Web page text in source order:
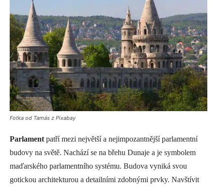
Fotka od Tamás z Pixabay
Parlament patří mezi největší a nejimpozantnější parlamentní
budovy na světě. Nachází se na břehu Dunaje a je symbolem
maďarského parlamentního systému. Budova vyniká svou
gotickou architekturou a detailními zdobnými prvky. Navštívit